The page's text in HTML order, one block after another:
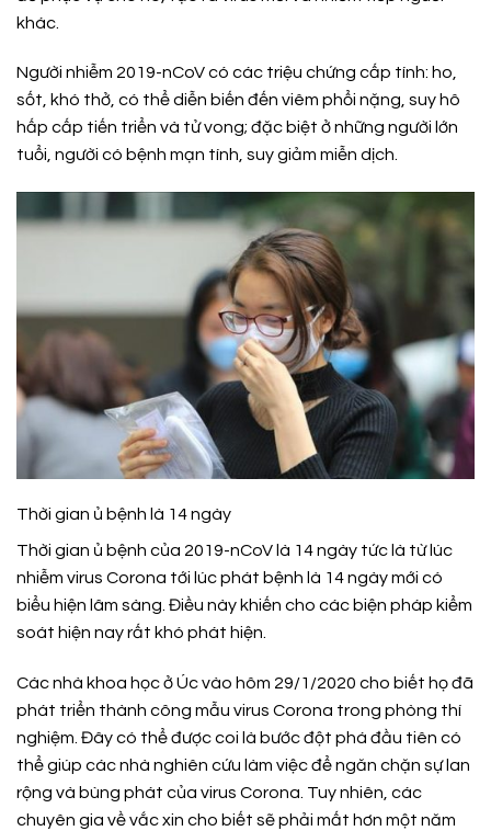
khác.
Người nhiễm 2019-nCoV có các triệu chứng cấp tính: ho,
sốt, khó thở, có thể diễn biến đến viêm phổi nặng, suy hô
hấp cấp tiến triển và tử vong; đặc biệt ở những người lớn
tuổi, người có bệnh mạn tính, suy giảm miễn dịch.
Thời gian ủ bệnh là 14 ngày
Thời gian ủ bệnh của 2019-nCoV là 14 ngày tức là từ lúc
nhiễm virus Corona tới lúc phát bệnh là 14 ngày mới có
biểu hiện lâm sàng. Điều này khiến cho các biện pháp kiểm
soát hiện nay rất khó phát hiện.
Các nhà khoa học ở Úc vào hôm 29/1/2020 cho biết họ đã
phát triển thành công mẫu virus Corona trong phòng thí
nghiệm. Đây có thể được coi là bước đột phá đầu tiên có
thể giúp các nhà nghiên cứu làm việc để ngăn chặn sự lan
rộng và bùng phát của virus Corona. Tuy nhiên, các
chuyên gia về vắc xin cho biết sẽ phải mất hơn một năm